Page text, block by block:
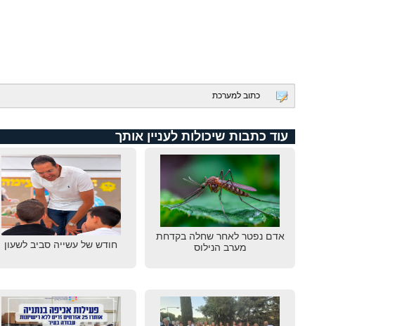
כתוב למערכת
עוד כתבות שיכולות לעניין אותך
אדם נפטר לאחר שחלה בקדחת
מערב הנילוס
חודש של עשייה סביב לשעון